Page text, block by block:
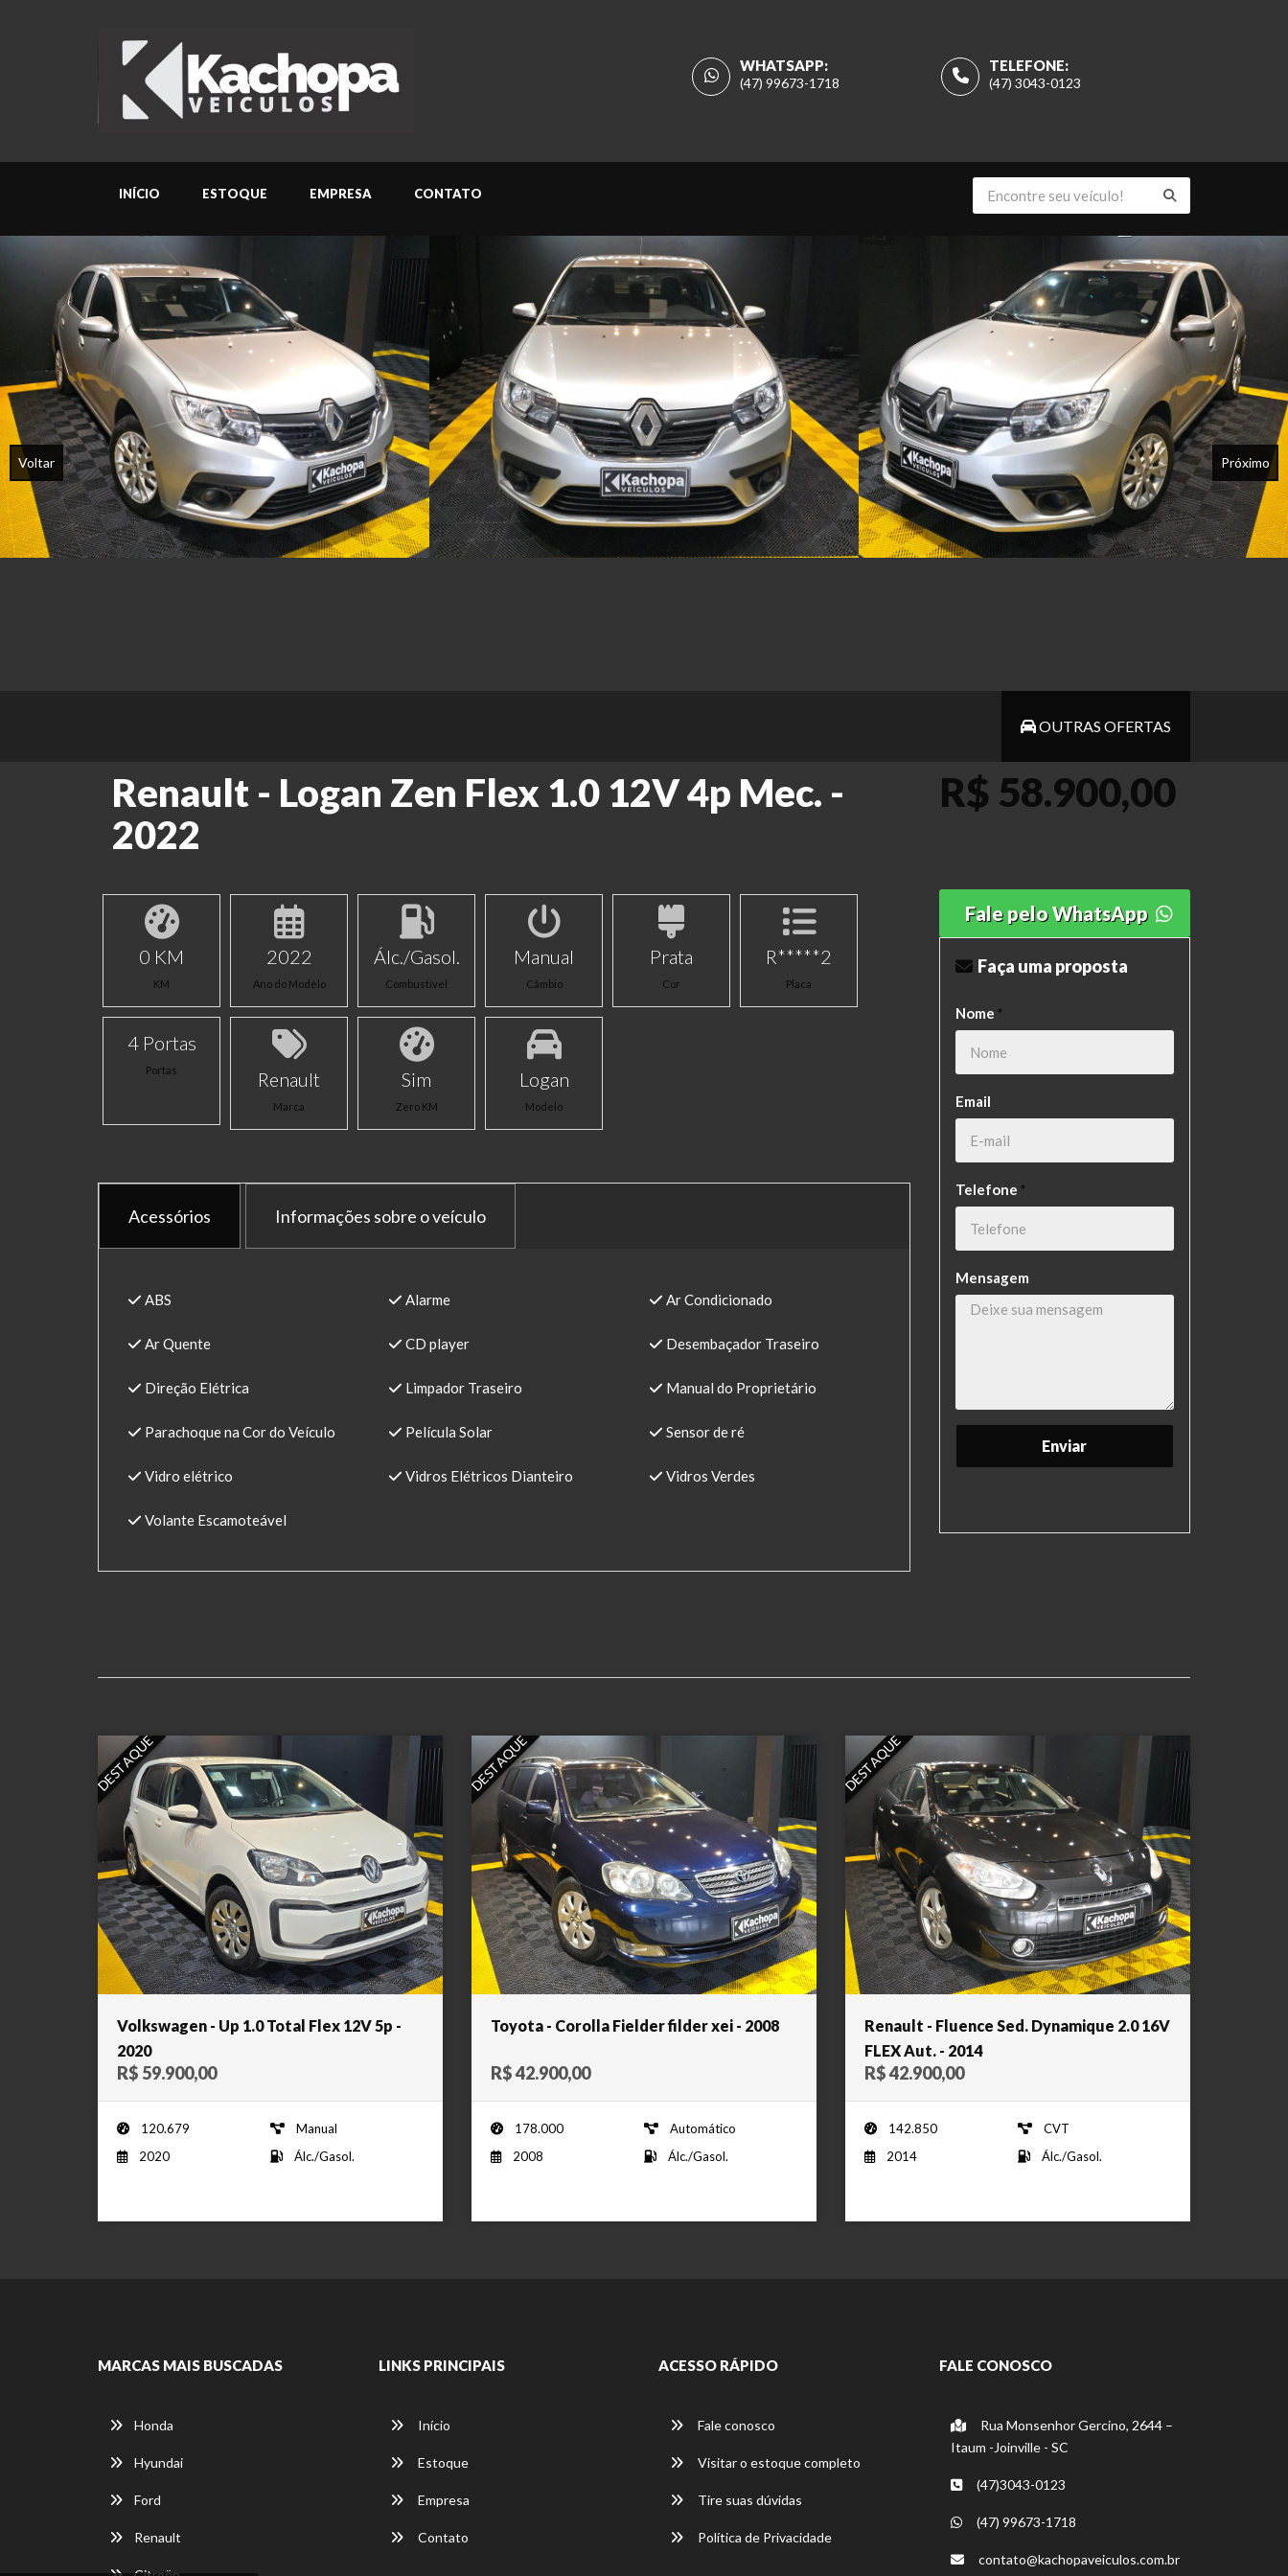
TELEFONE:
(47) 3043-0123
WHATSAPP:
(47) 99673-1718
INÍCIO ESTOQUE EMPRESA CONTATO
Voltar Próximo
OUTRAS OFERTAS
Renault - Logan Zen Flex 1.0 12V 4p Mec. -
2022
R$ 58.900,00
0 KM
KM
2022
Ano do Modelo
Álc./Gasol.
Combustível
Manual
Câmbio
Prata
Cor
R*****2
Placa
4 Portas
Portas Renault
Marca
Sim
Zero KM
Logan
Modelo
Acessórios Informações sobre o veículo
ABS Alarme Ar Condicionado
Ar Quente CD player Desembaçador Traseiro
Direção Elétrica Limpador Traseiro Manual do Proprietário
Parachoque na Cor do Veículo Película Solar Sensor de ré
Vidro elétrico Vidros Elétricos Dianteiro Vidros Verdes
Volante Escamoteável
Fale pelo WhatsApp
Faça uma proposta
Nome *
Email
Telefone *
Mensagem
DESTAQUE
Volkswagen - Up 1.0 Total Flex 12V 5p -
2020
R$ 59.900,00
120.679
Manual
2020
Álc./Gasol.
DESTAQUE
Toyota - Corolla Fielder filder xei - 2008
R$ 42.900,00
178.000
Automático
2008
Álc./Gasol.
DESTAQUE
Renault - Fluence Sed. Dynamique 2.0 16V
FLEX Aut. - 2014
R$ 42.900,00
142.850
CVT
2014
Álc./Gasol.
MARCAS MAIS BUSCADAS
Honda
Hyundai
Ford
Renault
LINKS PRINCIPAIS
Início
Estoque
Empresa
Contato
ACESSO RÁPIDO
Fale conosco
Visitar o estoque completo
Tire suas dúvidas
Política de Privacidade
FALE CONOSCO
Rua Monsenhor Gercino, 2644 –
Itaum -Joinville - SC
(47)3043-0123
(47) 99673-1718
contato@kachopaveiculos.com.br